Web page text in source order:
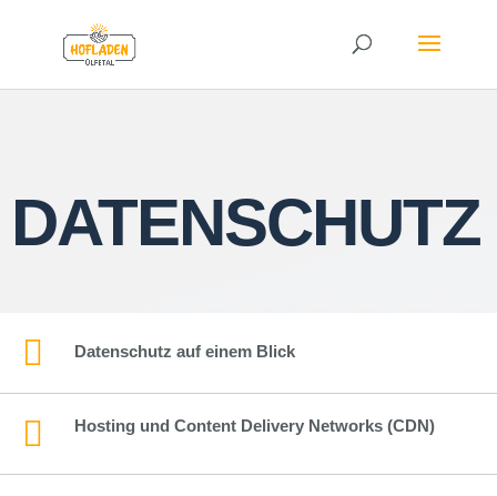
DATENSCHUTZ
 Datenschutz auf einem Blick
 Hosting und Content Delivery Networks (CDN)